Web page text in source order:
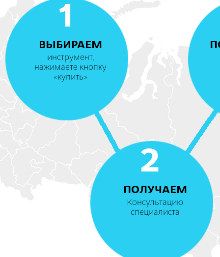
1
ВЫБИРАЕМ
инструмент,
нажимаете кнопку
«купить»
2
ПОЛУЧАЕМ
Консультацию
специалиста